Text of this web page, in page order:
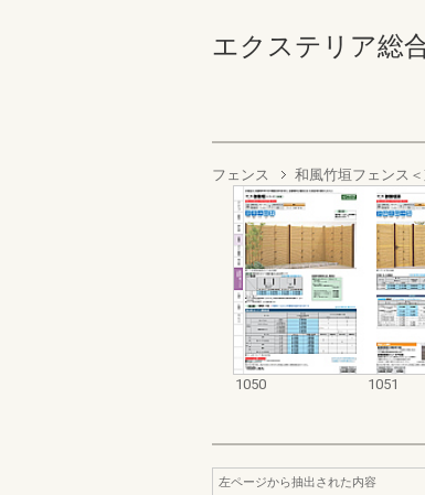
エクステリア総
フェンス 和風竹垣フェンス＜
1050 1051
左ページから抽出された内容